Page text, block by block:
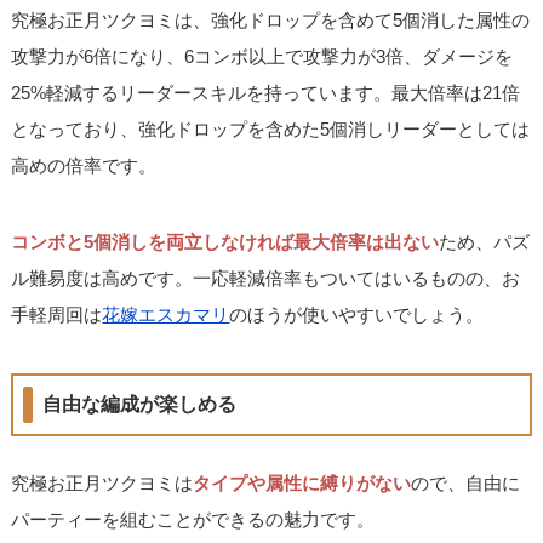
究極お正月ツクヨミは、強化ドロップを含めて5個消した属性の
攻撃力が6倍になり、6コンボ以上で攻撃力が3倍、ダメージを
25%軽減するリーダースキルを持っています。最大倍率は21倍
となっており、強化ドロップを含めた5個消しリーダーとしては
高めの倍率です。
コンボと5個消しを両立しなければ最大倍率は出ないため、パズ
ル難易度は高めです。一応軽減倍率もついてはいるものの、お
手軽周回は花嫁エスカマリのほうが使いやすいでしょう。
自由な編成が楽しめる
究極お正月ツクヨミはタイプや属性に縛りがないので、自由に
パーティーを組むことができるの魅力です。